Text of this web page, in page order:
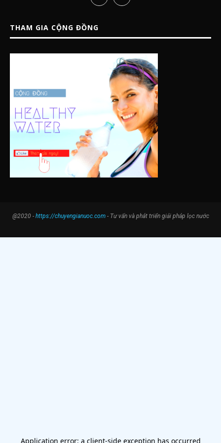
THAM GIA CỘNG ĐỒNG
@2020 - https://chuyengianuoc.com- Tư vấn và phát triển giải pháp lọc nước